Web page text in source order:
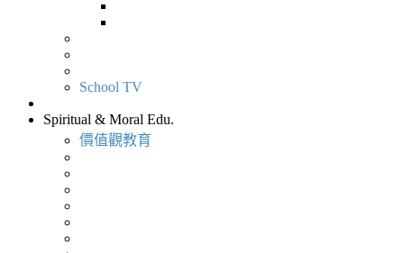
School TV
Spiritual & Moral Edu.
價值觀教育